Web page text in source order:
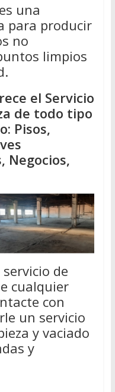
una
para producir
no
limpios
el Servicio
de todo tipo
Pisos,
Negocios,
de
cualquier
con
un servicio
y vaciado
y